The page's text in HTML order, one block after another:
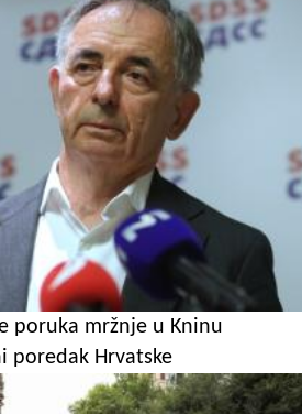
poruka mržnje u Kninu
poredak Hrvatske